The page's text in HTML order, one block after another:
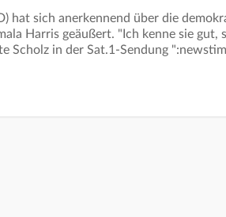
hat sich anerkennend über die
Harris geäußert. "Ich kenne sie gut,
Scholz in der Sat.1-Sendung